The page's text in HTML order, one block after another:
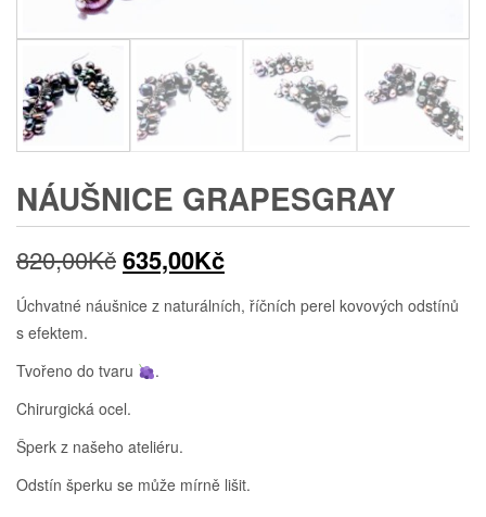
NÁUŠNICE GRAPESGRAY
820,00KčPůvodní
cena
820,00Kč.
635,00KčAktuální
cena
Úchvatné náušnice z naturálních, říčních perel kovových odstínů
s efektem.
Tvořeno do tvaru
.
Chirurgická ocel.
Šperk z našeho ateliéru.
Odstín šperku se může mírně lišit.